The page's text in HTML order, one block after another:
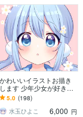
かわいいイラストお描き
します 少年少女が好きな
方におすすめです！
5.0 (198)
水玉ひよこ
6,000 円